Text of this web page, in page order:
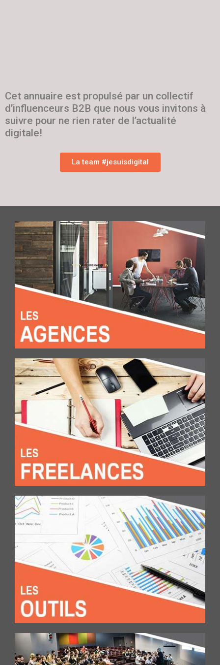
Cet annuaire est propulsé par un collectif
d’influenceurs B2B que nous vous invitons à
suivre pour ne rien rater de l’actualité
digitale!
La team #jesuisdigital